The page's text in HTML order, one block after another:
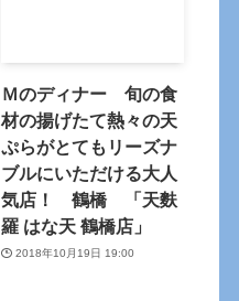
Ｍのディナー 旬の食
材の揚げたて熱々の天
ぷらがとてもリーズナ
ブルにいただける大人
気店！ 鶴橋 「天麩
羅 はな天 鶴橋店」
2018年10月19日 19:00